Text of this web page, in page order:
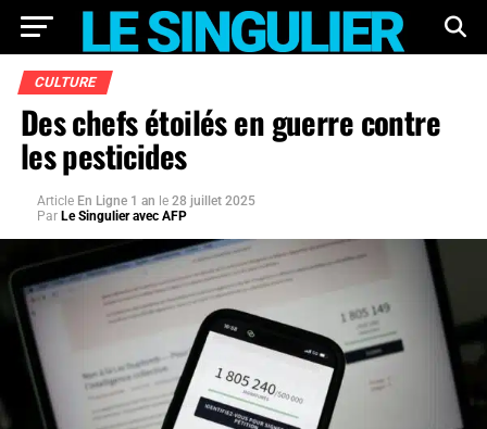
CULTURE
Des chefs étoilés en guerre contre
les pesticides
Article En Ligne 1 an le 28 juillet 2025
Par Le Singulier avec AFP